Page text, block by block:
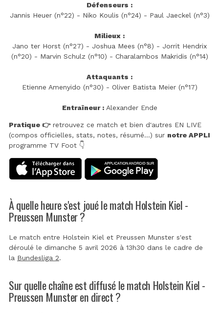
Défenseurs :
Jannis Heuer (n°22) - Niko Koulis (n°24) - Paul Jaeckel (n°3)
Milieux :
Jano ter Horst (n°27) - Joshua Mees (n°8) - Jorrit Hendrix
(n°20) - Marvin Schulz (n°10) - Charalambos Makridis (n°14)
Attaquants :
Etienne Amenyido (n°30) - Oliver Batista Meier (n°17)
Entraîneur :Alexander Ende
Pratique 👉retrouvez ce match et bien d'autres EN LIVE
(compos officielles, stats, notes, résumé...) sur notre APPLI
programme TV Foot 👇
À quelle heure s'est joué le match Holstein Kiel -
Preussen Munster ?
Le match entre Holstein Kiel et Preussen Munster s'est
déroulé le dimanche 5 avril 2026 à 13h30 dans le cadre de
la Bundesliga 2.
Sur quelle chaîne est diffusé le match Holstein Kiel -
Preussen Munster en direct ?